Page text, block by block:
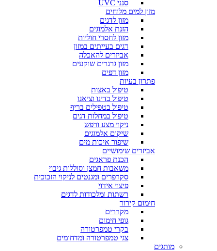
סנני UVC
מזון למים מלוחים
מזון לדגים
הזנת אלמוגים
מזון לחסרי חוליות
דגים בעייתים במזון
אביזרים להאכלה
מזון גרגרים שוקעים
מזון דפים
פתרון בעיות
טיפול באצות
טיפול בדינו וציאנו
טיפול בטפילים בריף
טיפול במחלות דגים
ניקוי מצע ורפש
שיקום אלמוגים
שיפור איכות מים
אביזרים שימושיים
הכנת פראגים
משאבות חמצן וסוללות גיבוי
סקרפרים ומגנטים לניקוי הזכוכית
פיצוי אידוי
רשתות ומלכודות לדגים
חימום קירור
מקררים
גופי חימום
בקרי טמפרטורה
צגי טמפרטורה ומדחומים
מותגים